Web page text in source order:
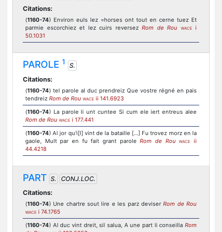
Citations:
(1160-74) Environ euls lez =horses ont tout en cerne tuez Et
parmie escorchiez et lez cuirs reversez Rom de Rou WACE
i
50.1031
PAROLE 1
S.
Citations:
(1160-74) tel parole al duc prendreiz Que vostre régné en pais
tendreiz Rom de Rou WACE ii 141.6923
(1160-74) La parole li unt cuntee Si cum ele iert entreus alee
Rom de Rou WACE i 177.441
(1160-74) Al jor qu'i[l] vint de la bataille [...] Fu trovez morz en la
gaole, Mult par en fu fait grant paroleRom de Rou WACE
ii
44.4218
PART S.
CONJ.LOC.
Citations:
(1160-74) Une chartre sout lire e les parz deviserRom de Rou
WACE i 74.1765
(1160-74) Al duc vint dreit, sil salua, A une part li conseilla Rom